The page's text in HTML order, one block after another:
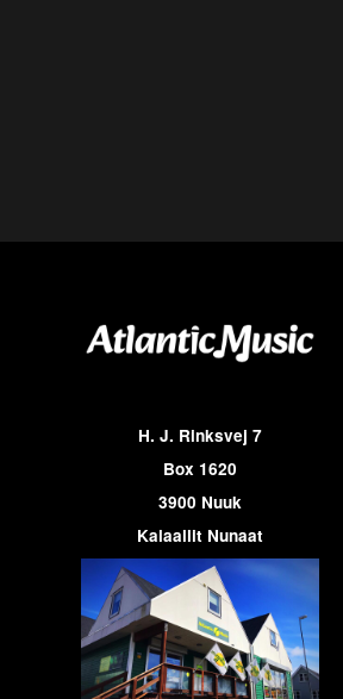
H. J. Rinksvej 7
Box 1620
3900 Nuuk
Kalaallit Nunaat